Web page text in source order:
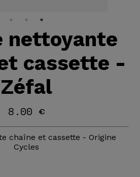
nettoyante
cassette -
Zéfal
8.00 €
chaîne et cassette - Origine
Cycles